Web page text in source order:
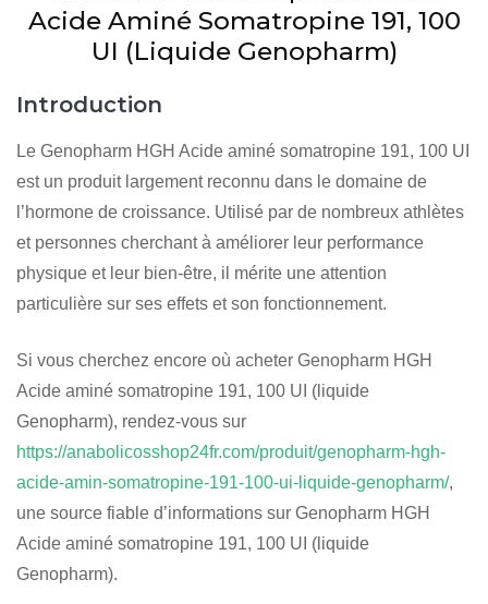
Acide Aminé Somatropine 191, 100
UI (Liquide Genopharm)
Introduction
Le Genopharm HGH Acide aminé somatropine 191, 100 UI
est un produit largement reconnu dans le domaine de
l’hormone de croissance. Utilisé par de nombreux athlètes
et personnes cherchant à améliorer leur performance
physique et leur bien-être, il mérite une attention
particulière sur ses effets et son fonctionnement.
Si vous cherchez encore où acheter Genopharm HGH
Acide aminé somatropine 191, 100 UI (liquide
Genopharm), rendez-vous sur
https://anabolicosshop24fr.com/produit/genopharm-hgh-
acide-amin-somatropine-191-100-ui-liquide-genopharm/,
une source fiable d’informations sur Genopharm HGH
Acide aminé somatropine 191, 100 UI (liquide
Genopharm).